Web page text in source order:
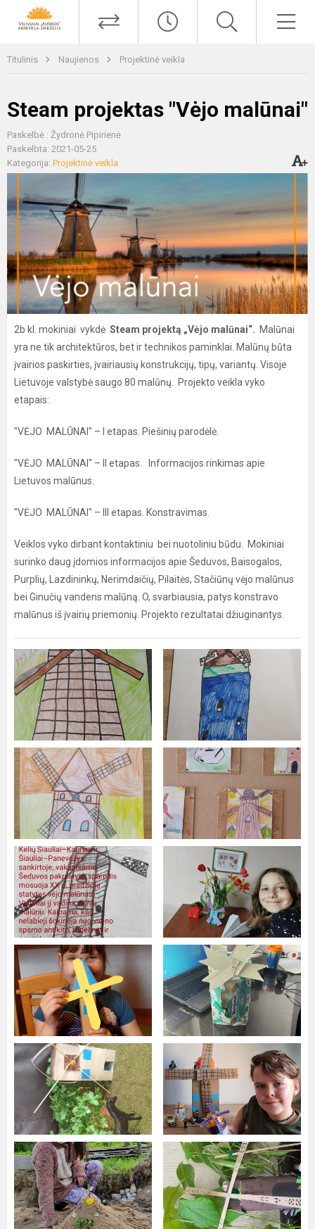
Titulinis Naujienos Projektinė veikla
Steam projektas "Vėjo malūnai"
Paskelbė : Žydronė Pipirienė
Paskelbta: 2021-05-25
Kategorija: Projektinė veikla
2b kl. mokiniai vykdė Steam projektą „Vėjo malūnai“. Malūnai
yra ne tik architektūros, bet ir technikos paminklai. Malūnų būta
įvairios paskirties, įvairiausių konstrukcijų, tipų, variantų. Visoje
Lietuvoje valstybė saugo 80 malūnų. Projekto veikla vyko
etapais:
"VĖJO MALŪNAI" – I etapas. Piešinių parodėlė.
"VĖJO MALŪNAI" – II etapas. Informacijos rinkimas apie
Lietuvos malūnus.
"VĖJO MALŪNAI" – III etapas. Konstravimas.
Veiklos vyko dirbant kontaktiniu bei nuotoliniu būdu. Mokiniai
surinko daug įdomios informacijos apie Šeduvos, Baisogalos,
Purplių, Lazdininkų, Nerimdaičių, Pilaitės, Stačiūnų vėjo malūnus
bei Ginučių vandens malūną. O, svarbiausia, patys konstravo
malūnus iš įvairių priemonių. Projekto rezultatai džiuginantys.